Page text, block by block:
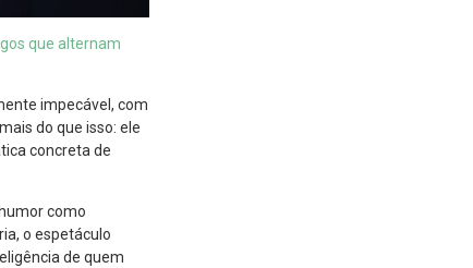
que alternam
impecável, com
do que isso: ele
concreta de
como
o espetáculo
de quem